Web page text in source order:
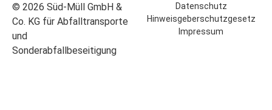
© 2026 Süd-Müll GmbH &
Co. KG für Abfalltransporte
und
Sonderabfallbeseitigung
Datenschutz
Hinweisgeberschutzgesetz
Impressum